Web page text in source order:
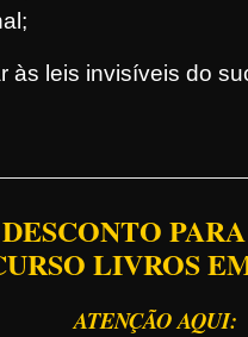
às leis invisíveis do
LIVROS
ATENÇÃO AQUI: